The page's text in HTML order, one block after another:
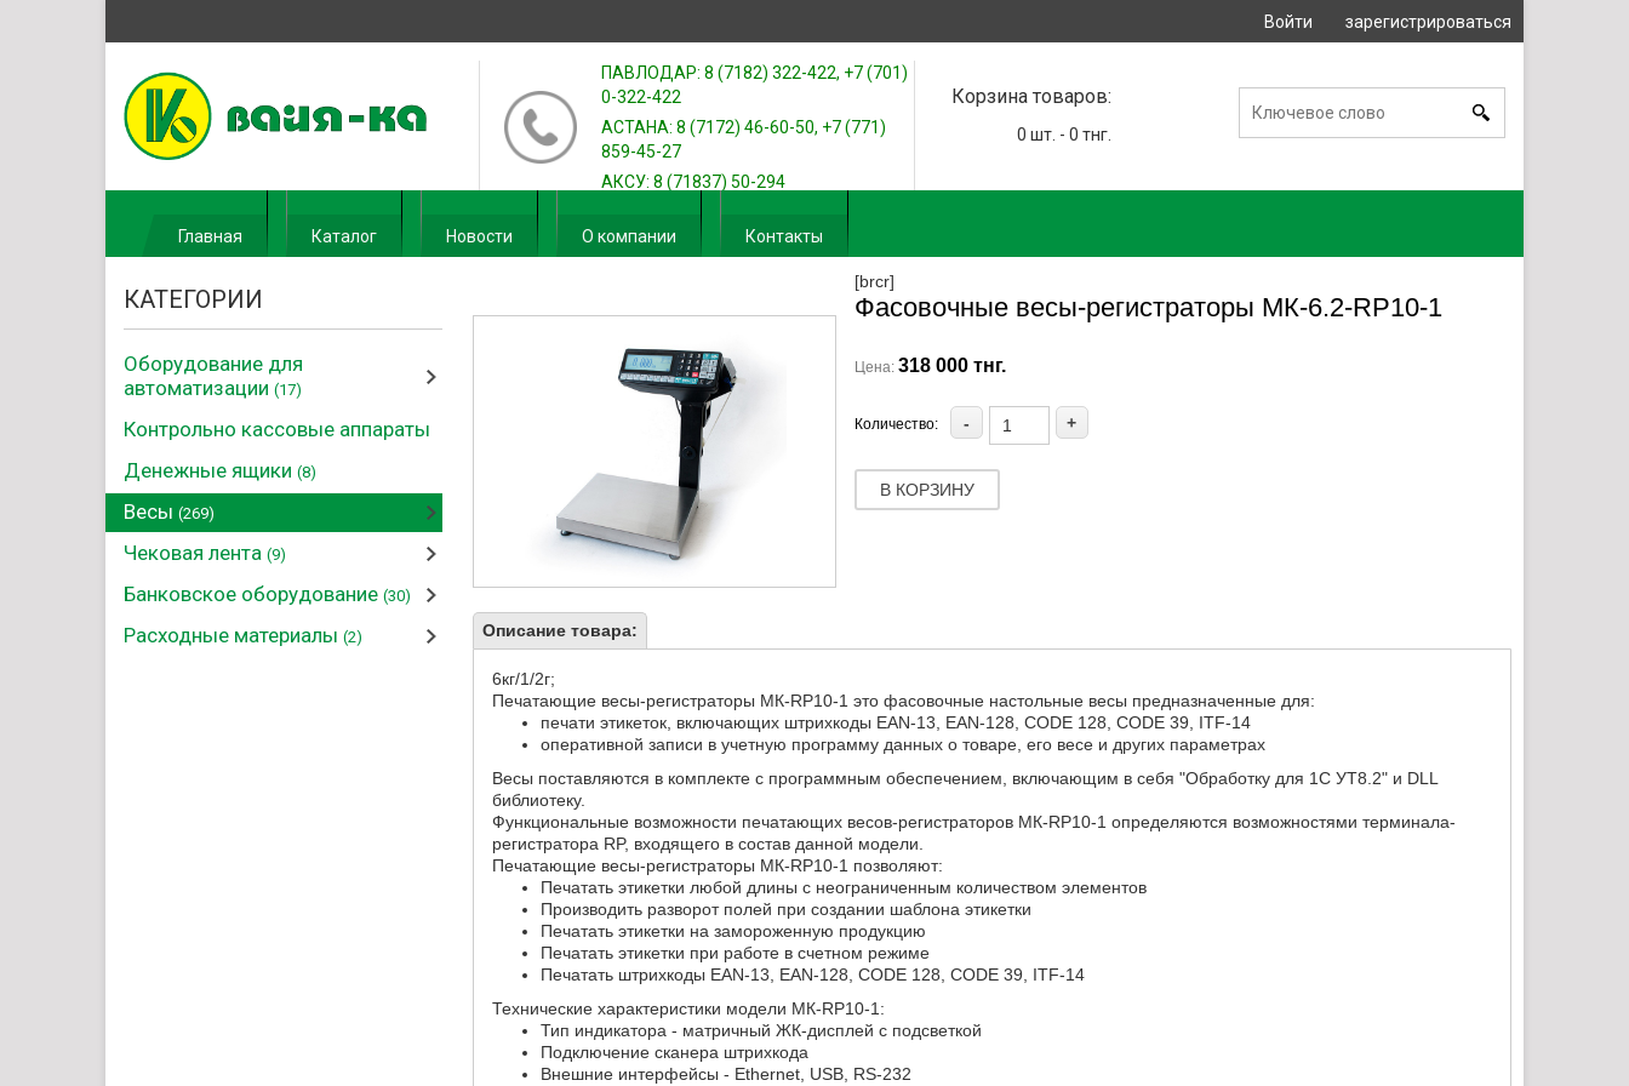
Войти зарегистрироваться
ПАВЛОДАР: 8 (7182) 322-422, +7 (701)
0-322-422
АСТАНА: 8 (7172) 46-60-50, +7 (771)
859-45-27
АКСУ: 8 (71837) 50-294
Корзина товаров:
0 шт. - 0 тнг.
Главная Каталог Новости О компании Контакты
КАТЕГОРИИ
Оборудование для
автоматизации (17)
Контрольно кассовые аппараты
Денежные ящики (8)
Весы (269)
Чековая лента (9)
Банковское оборудование (30)
Расходные материалы (2)
[brcr]
Фасовочные весы-регистраторы МК-6.2-RP10-1
Цена: 318 000 тнг.
Количество: +
-
В КОРЗИНУ
Описание товара:
6кг/1/2г;
Печатающие весы-регистраторы МК-RP10-1 это фасовочные настольные весы предназначенные для:
печати этикеток, включающих штрихкоды EAN-13, EAN-128, CODE 128, CODE 39, ITF-14
оперативной записи в учетную программу данных о товаре, его весе и других параметрах
Весы поставляются в комплекте с программным обеспечением, включающим в себя "Обработку для 1С УТ8.2" и DLL
библиотеку.
Функциональные возможности печатающих весов-регистраторов МК-RP10-1 определяются возможностями терминала-
регистратора RP, входящего в состав данной модели.
Печатающие весы-регистраторы МК-RP10-1 позволяют:
Печатать этикетки любой длины с неограниченным количеством элементов
Производить разворот полей при создании шаблона этикетки
Печатать этикетки на замороженную продукцию
Печатать этикетки при работе в счетном режиме
Печатать штрихкоды EAN-13, EAN-128, CODE 128, CODE 39, ITF-14
Технические характеристики модели МК-RP10-1:
Тип индикатора - матричный ЖК-дисплей с подсветкой
Подключение сканера штрихкода
Внешние интерфейсы - Ethernet, USB, RS-232